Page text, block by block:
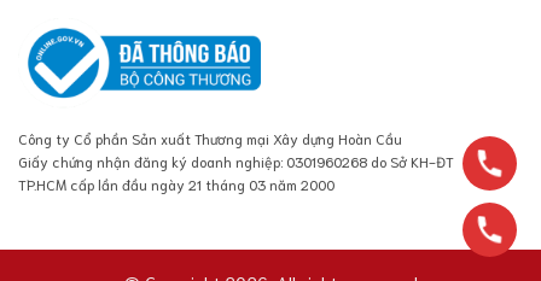
Công ty Cổ phần Sản xuất Thương mại Xây dựng Hoàn Cầu
Giấy chứng nhận đăng ký doanh nghiệp: 0301960268 do Sở KH-ĐT
TP.HCM cấp lần đầu ngày 21 tháng 03 năm 2000